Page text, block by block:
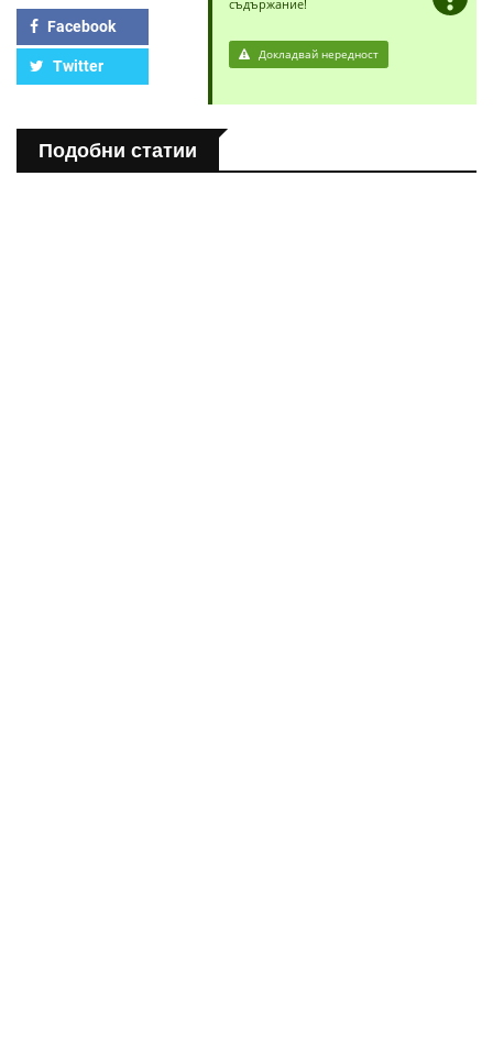
Facebook
Twitter
съдържание!
Докладвай нередност
Подобни статии